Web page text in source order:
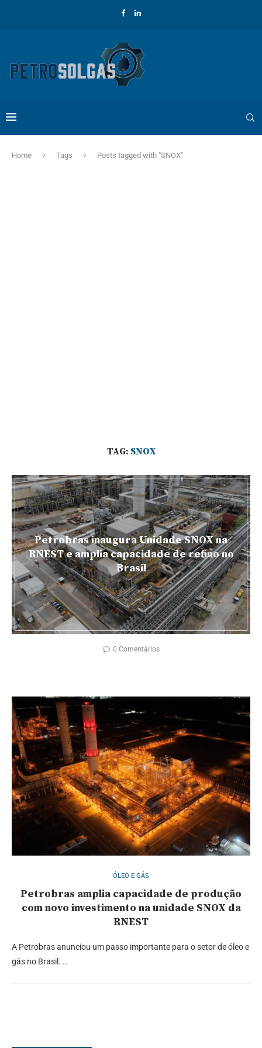
Home Tags Posts tagged with "SNOX"
TAG: SNOX
Petrobras inaugura Unidade SNOX na
RNEST e amplia capacidade de refino no
Brasil
0 Comentários
ÓLEO E GÁS
Petrobras amplia capacidade de produção
com novo investimento na unidade SNOX da
RNEST
A Petrobras anunciou um passo importante para o setor de óleo e
gás no Brasil. …